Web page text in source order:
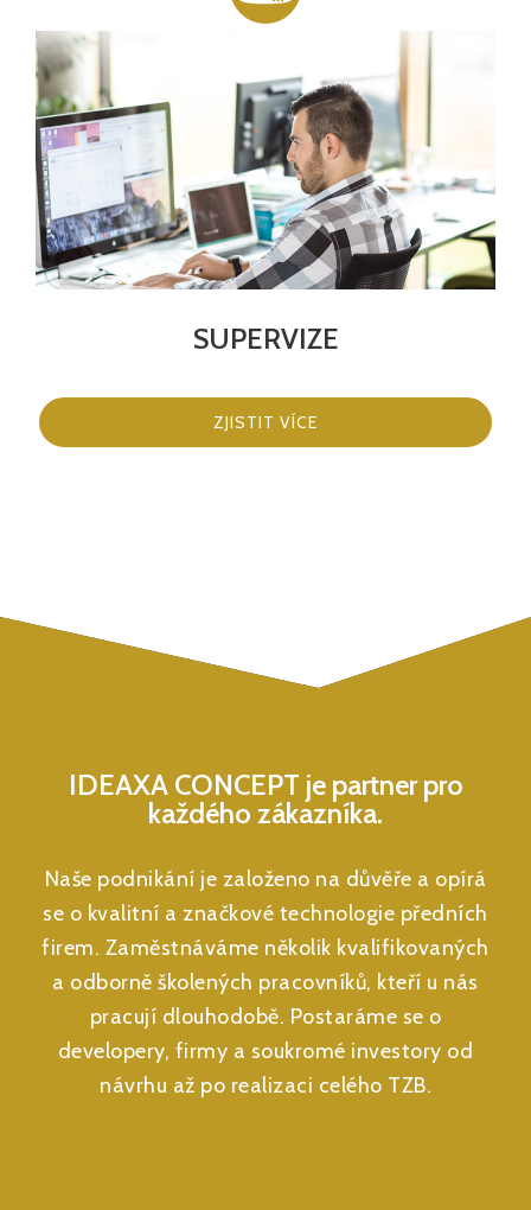
SUPERVIZE
ZJISTIT VÍCE
IDEAXA CONCEPT je partner pro
každého zákazníka.
Naše podnikání je založeno na důvěře a opírá
se o kvalitní a značkové technologie předních
firem. Zaměstnáváme několik kvalifikovaných
a odborně školených pracovníků, kteří u nás
pracují dlouhodobě. Postaráme se o
developery, firmy a soukromé investory od
návrhu až po realizaci celého TZB.